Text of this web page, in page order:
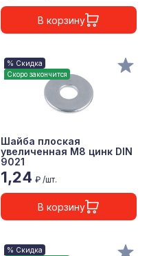
В корзину
% Скидка
Скоро закончится
Шайба плоская
увеличенная М8 цинк DIN
9021
1,24 ₽ /шт.
В корзину
% Скидка